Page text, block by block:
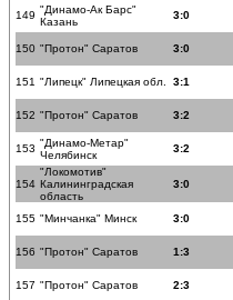
149 "Динамо-Ак Барс"
Казань
3:0
150 "Протон" Саратов 3:0
151 "Липецк" Липецкая обл. 3:1
152 "Протон" Саратов 3:2
153 "Динамо-Метар"
Челябинск
3:2
154
"Локомотив"
Калининградская
область
3:0
155 "Минчанка" Минск 3:0
156 "Протон" Саратов 1:3
157 "Протон" Саратов 2:3